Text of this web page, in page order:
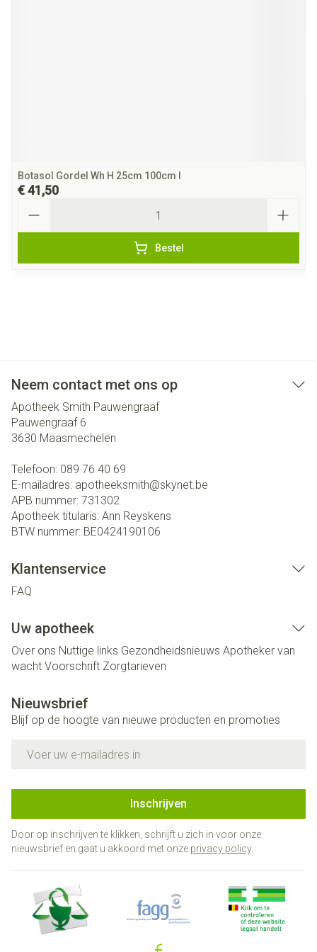
Botasol Gordel Wh H 25cm 100cm l
€ 41,50
Bestel
Neem contact met ons op
Apotheek Smith Pauwengraaf
Pauwengraaf 6
3630 Maasmechelen
Telefoon: 089 76 40 69
E-mailadres: apotheeksmith@skynet.be
APB nummer: 731302
Apotheek titularis: Ann Reyskens
BTW nummer: BE0424190106
Klantenservice
FAQ
Uw apotheek
Over ons Nuttige links Gezondheidsnieuws Apotheker van
wacht Voorschrift Zorgtarieven
Nieuwsbrief
Blijf op de hoogte van nieuwe producten en promoties
Inschrijven
Door op inschrijven te klikken, schrijft u zich in voor onze
nieuwsbrief en gaat u akkoord met onze privacy policy.